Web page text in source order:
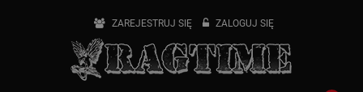
ZAREJESTRUJ SIĘ ZALOGUJ SIĘ